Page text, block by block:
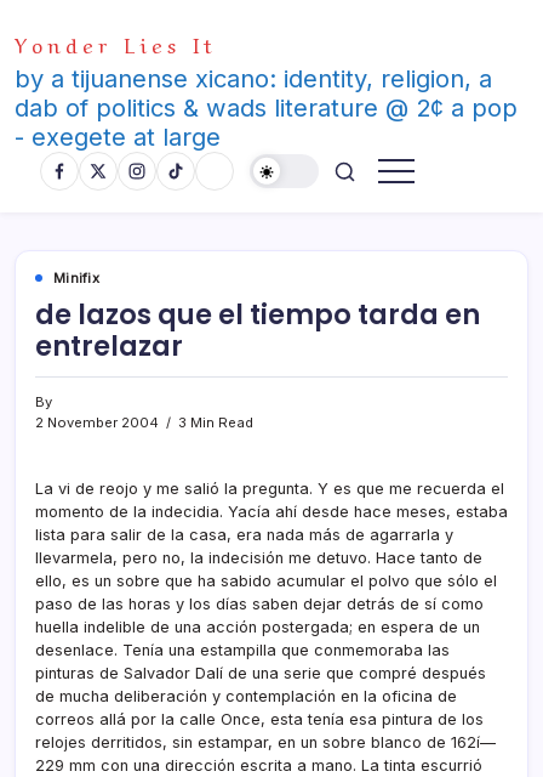
to
content
Yonder Lies It
by a tijuanense xicano: identity, religion, a
dab of politics & wads literature @ 2¢ a pop
- exegete at large
Minifix
de lazos que el tiempo tarda en
entrelazar
By
2 November 2004
3 Min Read
La vi de reojo y me salió la pregunta. Y es que me recuerda el
momento de la indecidia. Yací­a ahí­ desde hace meses, estaba
lista para salir de la casa, era nada más de agarrarla y
llevarmela, pero no, la indecisión me detuvo. Hace tanto de
ello, es un sobre que ha sabido acumular el polvo que sólo el
paso de las horas y los dí­as saben dejar detrás de sí­ como
huella indelible de una acción postergada; en espera de un
desenlace. Tení­a una estampilla que conmemoraba las
pinturas de Salvador Dalí­ de una serie que compré después
de mucha deliberación y contemplación en la oficina de
correos allá por la calle Once, esta tení­a esa pintura de los
relojes derritidos, sin estampar, en un sobre blanco de 162í—
229 mm con una dirección escrita a mano. La tinta escurrió